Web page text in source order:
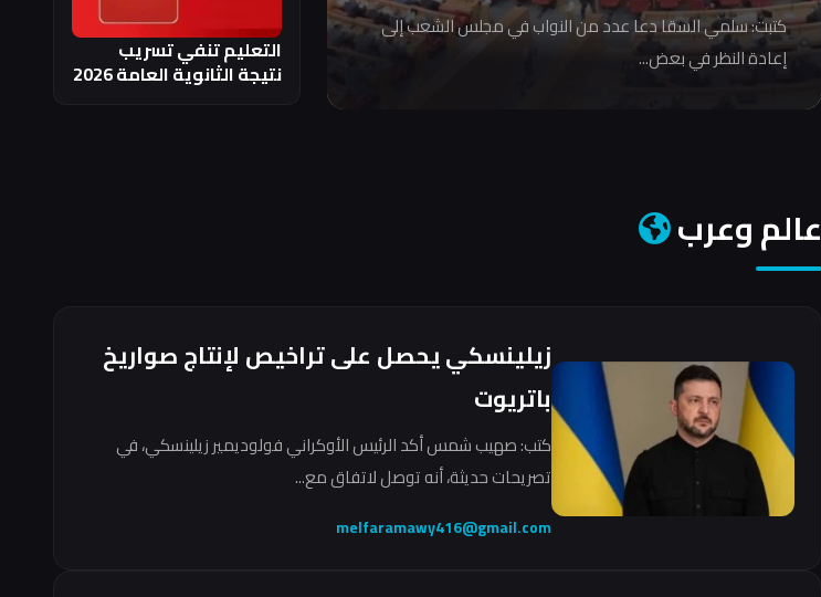
كتبت: سلمي السقا دعا عدد من النواب في مجلس الشعب إلى
إعادة النظر في بعض...
التعليم تنفي تسريب
نتيجة الثانوية العامة 2026
عالم وعرب
زيلينسكي يحصل على تراخيص لإنتاج صواريخ
باتريوت
كتب: صهيب شمس أكد الرئيس الأوكراني فولوديمير زيلينسكي، في
تصريحات حديثة، أنه توصل لاتفاق مع...
melfaramawy416@gmail.com